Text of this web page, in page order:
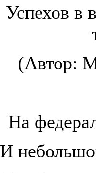
Успехов в
(Автор:
На
И